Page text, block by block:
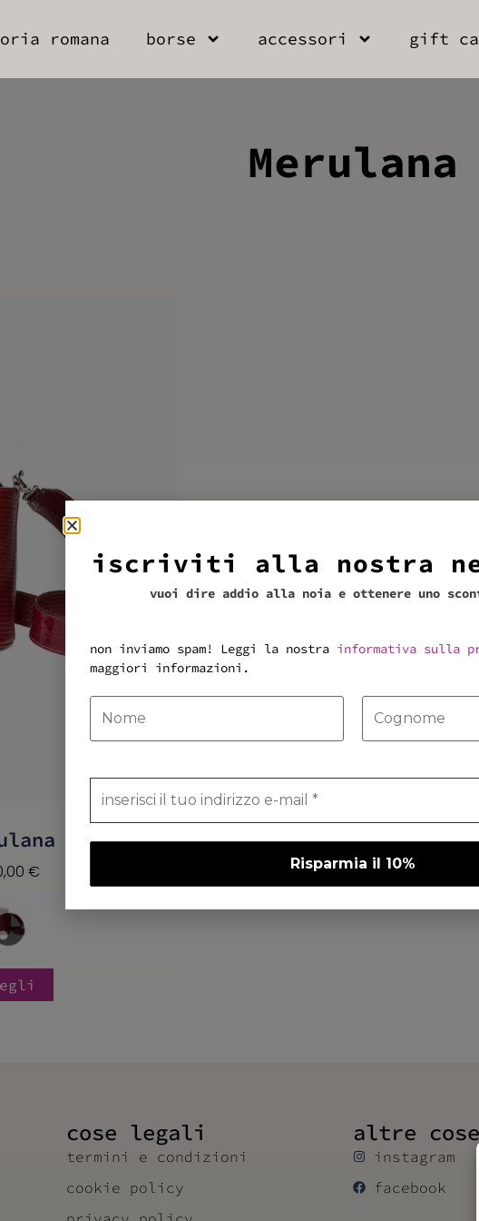
romana borse accessori gift
Merulana
€
cose legali
termini e condizioni
cookie policy
altre cose
instagram
facebook
iscriviti alla nostra
vuoi dire addio alla noia e ottenere uno
non inviamo spam! Leggi la nostra informativa sulla
maggiori informazioni.